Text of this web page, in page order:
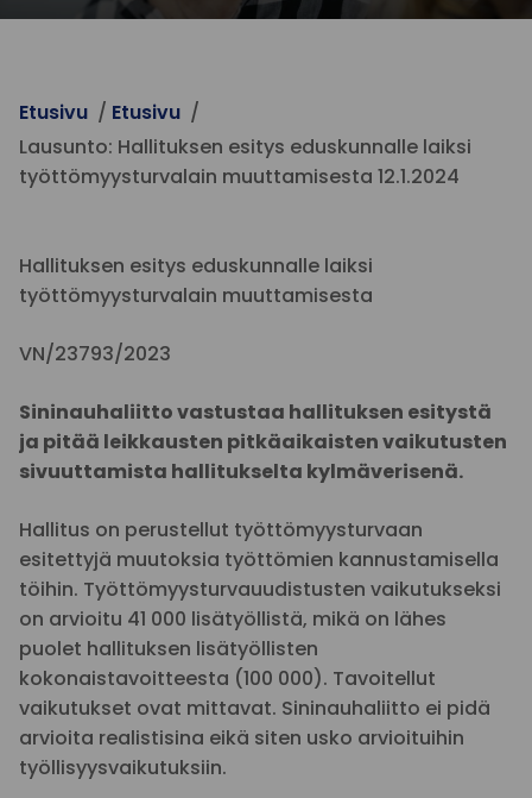
Etusivu
Etusivu
Lausunto: Hallituksen esitys eduskunnalle laiksi
työttömyysturvalain muuttamisesta 12.1.2024
Hallituksen esitys eduskunnalle laiksi
työttömyysturvalain muuttamisesta
VN/23793/2023
Sininauhaliitto vastustaa hallituksen esitystä
ja pitää leikkausten pitkäaikaisten vaikutusten
sivuuttamista hallitukselta kylmäverisenä.
Hallitus on perustellut työttömyysturvaan
esitettyjä muutoksia työttömien kannustamisella
töihin. Työttömyysturvauudistusten vaikutukseksi
on arvioitu 41 000 lisätyöllistä, mikä on lähes
puolet hallituksen lisätyöllisten
kokonaistavoitteesta (100 000). Tavoitellut
vaikutukset ovat mittavat. Sininauhaliitto ei pidä
arvioita realistisina eikä siten usko arvioituihin
työllisyysvaikutuksiin.